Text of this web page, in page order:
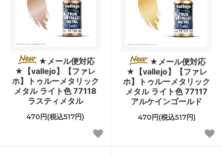
★メール便対応
★【vallejo】【ファレ
ホ】トゥルーメタリック
メタル ライト色 77118
ラスティメタル
470円(税込517円)
★メール便対応
★【vallejo】【ファレ
ホ】トゥルーメタリック
メタル ライト色 77117
アルケインゴールド
470円(税込517円)